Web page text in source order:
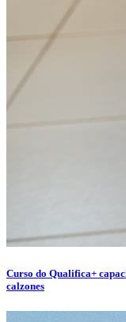
Curso do Qualifica+
calzones